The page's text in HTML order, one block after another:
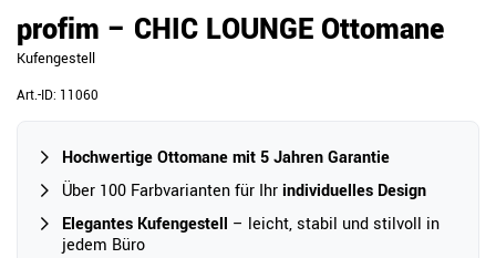
profim – CHIC LOUNGE Ottomane
Kufengestell
Art.-ID: 11060
Hochwertige Ottomane mit 5 Jahren Garantie
Über 100 Farbvarianten für Ihrindividuelles Design
Elegantes Kufengestell – leicht, stabil und stilvoll in
jedem Büro